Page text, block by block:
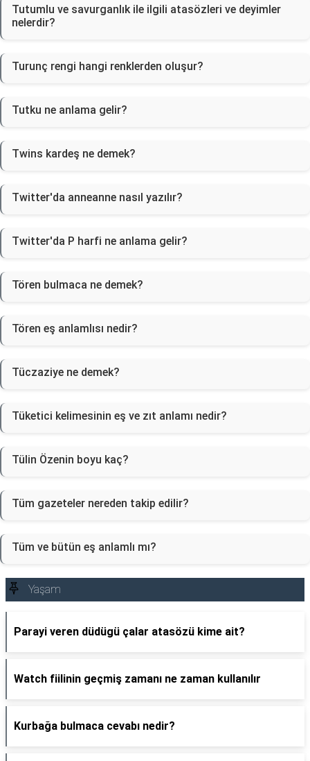
Tutumlu ve savurganlık ile ilgili atasözleri ve deyimler
nelerdir?
Turunç rengi hangi renklerden oluşur?
Tutku ne anlama gelir?
Twins kardeş ne demek?
Twitter'da anneanne nasıl yazılır?
Twitter'da P harfi ne anlama gelir?
Tören bulmaca ne demek?
Tören eş anlamlısı nedir?
Tüczaziye ne demek?
Tüketici kelimesinin eş ve zıt anlamı nedir?
Tülin Özenin boyu kaç?
Tüm gazeteler nereden takip edilir?
Tüm ve bütün eş anlamlı mı?
Yaşam
Parayi veren düdügü çalar atasözü kime ait?
Watch fiilinin geçmiş zamanı ne zaman kullanılır
Kurbağa bulmaca cevabı nedir?